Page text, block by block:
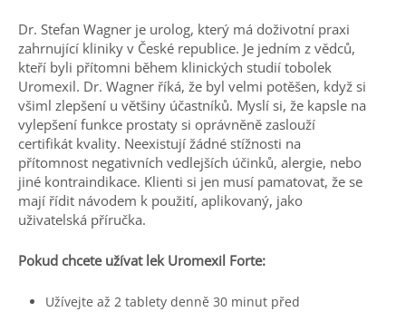
Dr. Stefan Wagner je urolog, který má doživotní praxi
zahrnující kliniky v České republice. Je jedním z vědců,
kteří byli přítomni během klinických studií tobolek
Uromexil. Dr. Wagner říká, že byl velmi potěšen, když si
všiml zlepšení u většiny účastníků. Myslí si, že kapsle na
vylepšení funkce prostaty si oprávněně zaslouží
certifikát kvality. Neexistují žádné stížnosti na
přítomnost negativních vedlejších účinků, alergie, nebo
jiné kontraindikace. Klienti si jen musí pamatovat, že se
mají řídit návodem k použití, aplikovaný, jako
uživatelská příručka.
Pokud chcete užívat lek Uromexil Forte:
Užívejte až 2 tablety denně 30 minut před